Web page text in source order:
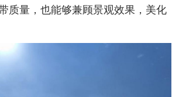
质量，也能够兼顾景观效果，美化